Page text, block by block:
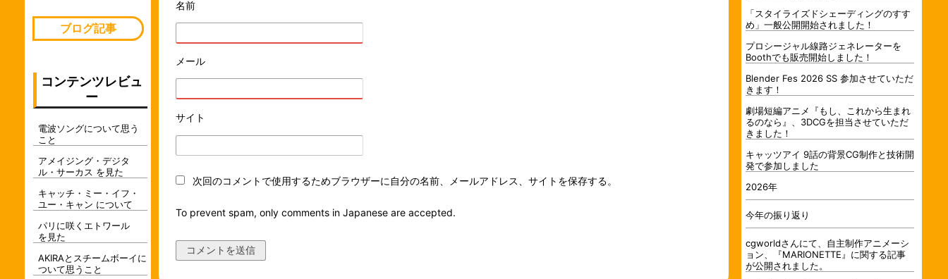
名前
メール
サイト
次回のコメントで使用するためブラウザーに自分の名前、メールアドレス、サイトを保存する。
To prevent spam, only comments in Japanese are accepted.
「スタイライズドシェーディングのすす
め」一般公開開始されました！
プロシージャル線路ジェネレーターを
Boothでも販売開始しました！
Blender Fes 2026 SS 参加させていただ
きます！
劇場短編アニメ『もし、これから生まれ
るのなら』、3DCGを担当させていただ
きました！
キャッツアイ 9話の背景CG制作と技術開
発で参加しました
2026年
今年の振り返り
cgworldさんにて、自主制作アニメーシ
ョン、『MARIONETTE』に関する記事
が公開されました。
ブログ記事
コンテンツレビュ
ー
電波ソングについて思う
こと
アメイジング・デジタ
ル・サーカス を見た
キャッチ・ミー・イフ・
ユー・キャン について
パリに咲くエトワール
を見た
AKIRAとスチームボーイに
ついて思うこと